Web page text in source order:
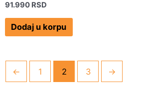
91.990 RSD
Dodaj u korpu
← 1 2 3 →